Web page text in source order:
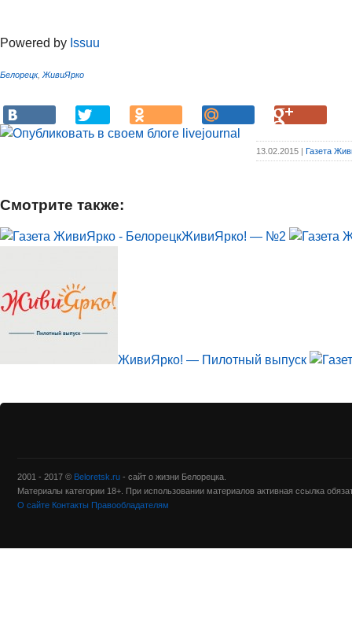
Powered by Issuu
Белорецк, ЖивиЯрко
13.02.2015 | Газета
Смотрите также:
ЖивиЯрко! — №2
ЖивиЯрко! — Пилотный выпуск
2001 - 2017 © Beloretsk.ru - сайт о жизни Белорецка.
Материалы категории 18+. При использовании материалов активная ссылка
О сайте Контакты Правообладателям